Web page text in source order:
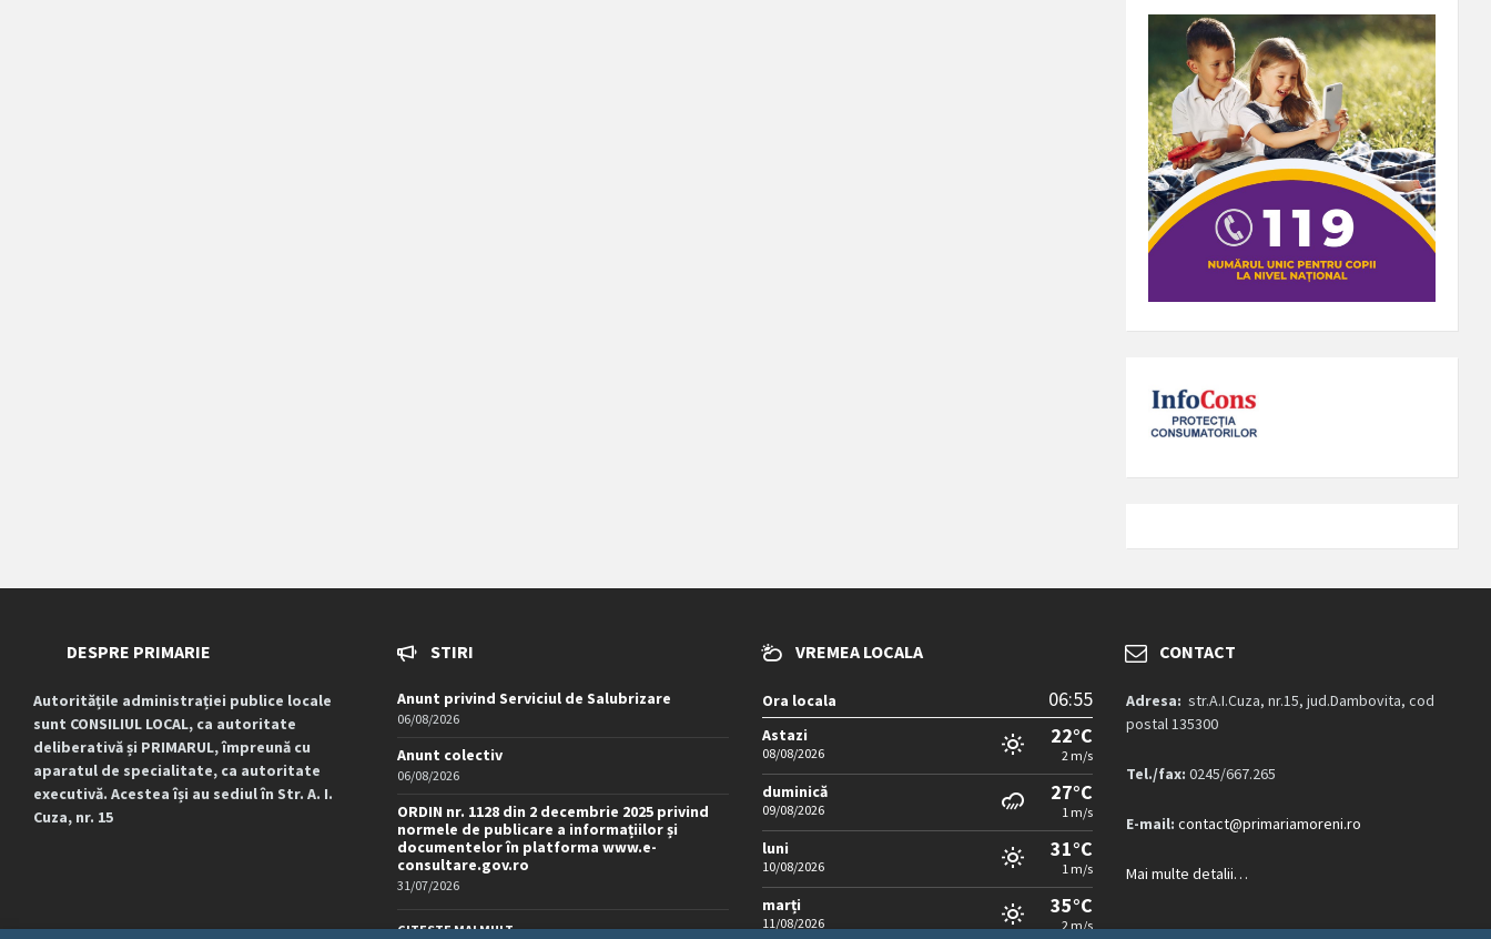
DESPRE PRIMARIE
Autoritățile administrației publice locale
sunt CONSILIUL LOCAL, ca autoritate
deliberativă și PRIMARUL, împreună cu
aparatul de specialitate, ca autoritate
executivă. Acestea își au sediul în Str. A. I.
Cuza, nr. 15
STIRI
Anunt privind Serviciul de Salubrizare
06/08/2026
Anunt colectiv
06/08/2026
ORDIN nr. 1128 din 2 decembrie 2025 privind
normele de publicare a informațiilor și
documentelor în platforma www.e-
consultare.gov.ro
31/07/2026
CITESTE MAI MULT...
VREMEA LOCALA
Ora locala 06:55
Astazi
08/08/2026
22°C
2 m/s
duminică
09/08/2026
27°C
1 m/s
luni
10/08/2026
31°C
1 m/s
marți
11/08/2026
35°C
2 m/s
CONTACT
Adresa: str.A.I.Cuza, nr.15, jud.Dambovita, cod
postal 135300
Tel./fax: 0245/667.265
E-mail: contact@primariamoreni.ro
Mai multe detalii…